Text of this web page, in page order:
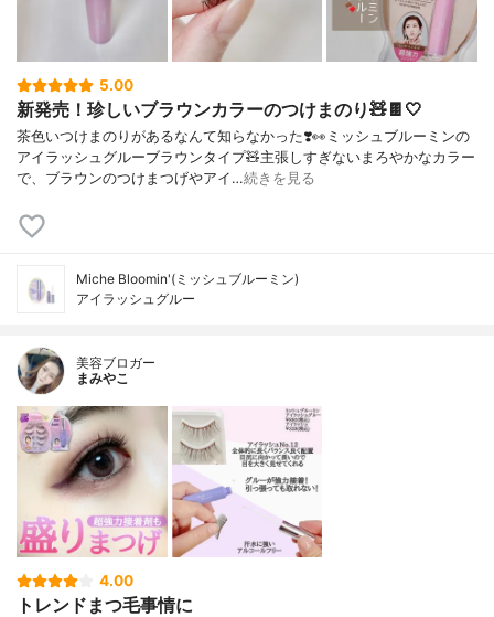
5.00
新発売！珍しいブラウンカラーのつけまのり🧸🍫🤍
茶色いつけまのりがあるなんて知らなかった❣️👀ミッシュブルーミンの
アイラッシュグルーブラウンタイプ🧸主張しすぎないまろやかなカラー
で、ブラウンのつけまつげやアイ…続きを見る
Miche Bloomin'(ミッシュブルーミン)
アイラッシュグルー
美容ブロガー
まみやこ
4.00
トレンドまつ毛事情に